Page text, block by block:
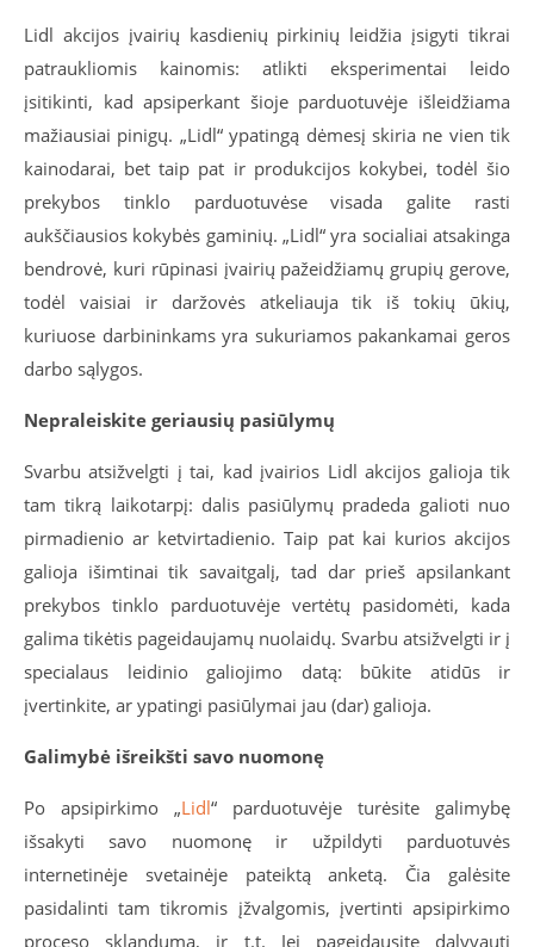
Lidl akcijos įvairių kasdienių pirkinių leidžia įsigyti tikrai
patraukliomis kainomis: atlikti eksperimentai leido
įsitikinti, kad apsiperkant šioje parduotuvėje išleidžiama
mažiausiai pinigų. „Lidl“ ypatingą dėmesį skiria ne vien tik
kainodarai, bet taip pat ir produkcijos kokybei, todėl šio
prekybos tinklo parduotuvėse visada galite rasti
aukščiausios kokybės gaminių. „Lidl“ yra socialiai atsakinga
bendrovė, kuri rūpinasi įvairių pažeidžiamų grupių gerove,
todėl vaisiai ir daržovės atkeliauja tik iš tokių ūkių,
kuriuose darbininkams yra sukuriamos pakankamai geros
darbo sąlygos.
Nepraleiskite geriausių pasiūlymų
Svarbu atsižvelgti į tai, kad įvairios Lidl akcijos galioja tik
tam tikrą laikotarpį: dalis pasiūlymų pradeda galioti nuo
pirmadienio ar ketvirtadienio. Taip pat kai kurios akcijos
galioja išimtinai tik savaitgalį, tad dar prieš apsilankant
prekybos tinklo parduotuvėje vertėtų pasidomėti, kada
galima tikėtis pageidaujamų nuolaidų. Svarbu atsižvelgti ir į
specialaus leidinio galiojimo datą: būkite atidūs ir
įvertinkite, ar ypatingi pasiūlymai jau (dar) galioja.
Galimybė išreikšti savo nuomonę
Po apsipirkimo „Lidl“ parduotuvėje turėsite galimybę
išsakyti savo nuomonę ir užpildyti parduotuvės
internetinėje svetainėje pateiktą anketą. Čia galėsite
pasidalinti tam tikromis įžvalgomis, įvertinti apsipirkimo
proceso sklandumą, ir t.t. Jei pageidausite dalyvauti